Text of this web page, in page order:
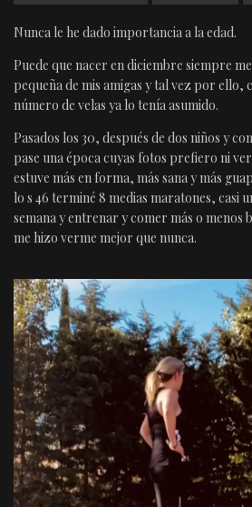
Nunca le he dado importancia a la edad.
Puede que nacer en diciembre siempre
pequeña de mis amigas y tal vez por ello,
número de velas ya lo tenía asumido.
Pasados los 30, después de dos niños y
pase una época cuyas fotos prefiero ni
estuve más en forma, más sana y más
lo s 46 terminé 8 medias maratones, casi
semana y entrenar y comer más o menos
me hizo verme mejor que nunca.